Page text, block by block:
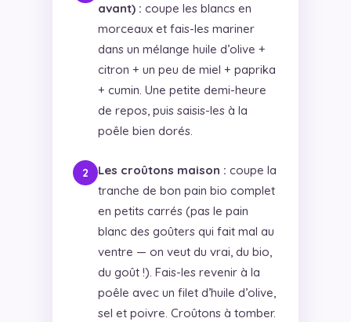
avant) : coupe les blancs en
morceaux et fais-les mariner
dans un mélange huile d’olive +
citron + un peu de miel + paprika
+ cumin. Une petite demi-heure
de repos, puis saisis-les à la
poêle bien dorés.
Les croûtons maison : coupe la
tranche de bon pain bio complet
en petits carrés (pas le pain
blanc des goûters qui fait mal au
ventre — on veut du vrai, du bio,
du goût !). Fais-les revenir à la
poêle avec un filet d’huile d’olive,
sel et poivre. Croûtons à tomber.